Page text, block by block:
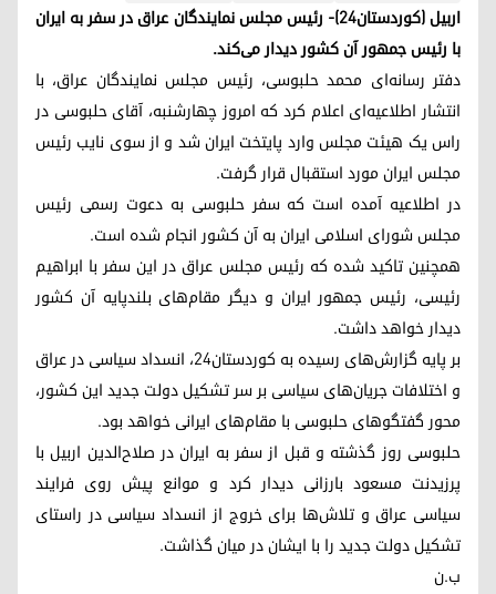
اربیل (کوردستان٢٤)- رئیس مجلس نمایندگان عراق در سفر به ایران
با رئیس جمهور آن کشور دیدار می‌کند.
دفتر رسانه‌ای محمد حلبوسی، رئیس مجلس نمایندگان عراق، با
انتشار اطلاعیه‌ای اعلام کرد که امروز چهارشنبه، آقای حلبوسی در
راس یک هیئت مجلس وارد پایتخت ایران‌ شد و از سوی نایب رئیس
مجلس ایران مورد استقبال قرار گرفت.
در اطلاعیه آمده است که سفر حلبوسی به دعوت رسمی رئیس
مجلس شورای اسلامی ایران به آن کشور انجام شده است.
همچنین تاکید شده که رئیس مجلس عراق در این سفر با ابراهیم
رئیسی، رئیس جمهور ایران و دیگر مقام‌های بلندپایه آن کشور
دیدار خواهد داشت.
بر پایه گزارش‌های رسیده به کوردستان٢٤، انسداد سیاسی در عراق
و اختلافات جریان‌های سیاسی بر سر تشکیل دولت جدید این کشور،
محور گفتگوهای حلبوسی با مقام‌های ایرانی خواهد بود.
حلبوسی روز گذشته و قبل از سفر به ایران در صلاح‌الدین اربیل با
پرزیدنت مسعود بارزانی دیدار کرد و موانع پیش روی فرایند
سیاسی عراق و تلاش‌ها برای خروج از انسداد سیاسی در راستای
تشکیل دولت جدید را با ایشان در میان گذاشت.
ب.ن